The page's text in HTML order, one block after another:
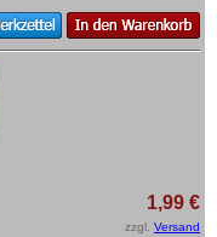
1,99 €
zzgl. Versand